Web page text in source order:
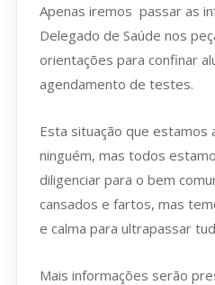
Apenas iremos passar as
Delegado de Saúde nos
orientações para confinar
agendamento de testes.
Esta situação que estamos
ninguém, mas todos
diligenciar para o bem
cansados e fartos, mas
e calma para ultrapassar
Mais informações serão